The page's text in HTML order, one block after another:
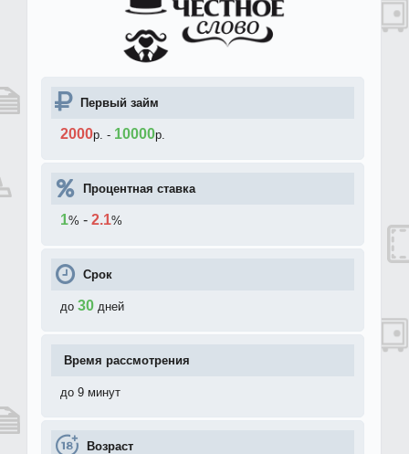
Первый займ
2000р. - 10000р.
Процентная ставка
1% - 2.1%
Срок
до 30 дней
Время рассмотрения
до 9 минут
Возраст